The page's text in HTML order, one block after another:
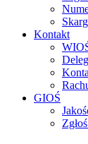
Kontakt
GIOŚ